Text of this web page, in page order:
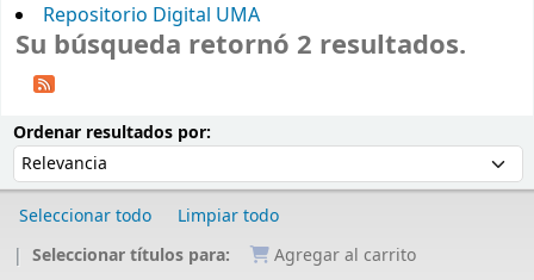
Repositorio Digital UMA
Su búsqueda retornó 2 resultados.
Ordenar resultados por:
Seleccionar todo
Limpiar todo
Seleccionar títulos para:
Agregar al carrito